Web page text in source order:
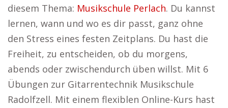
diesem Thema: Musikschule Perlach. Du kannst
lernen, wann und wo es dir passt, ganz ohne
den Stress eines festen Zeitplans. Du hast die
Freiheit, zu entscheiden, ob du morgens,
abends oder zwischendurch üben willst. Mit 6
Übungen zur Gitarrentechnik Musikschule
Radolfzell. Mit einem flexiblen Online-Kurs hast